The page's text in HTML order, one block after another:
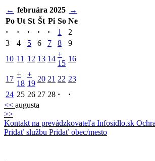
← februára 2025 →
Po Ut St Št Pi So Ne
·
· · · · 1
2
3
4 5 6 7 8
9
10 11 12 13 14
+
15
16
17
+
18
+
19
20 21 22 23
24 25 26 27 28 ·
·
<< augusta
>>
Kontakt na prevádzkovateľa Infosidlo.sk
Pridať službu Pridať obec/mesto